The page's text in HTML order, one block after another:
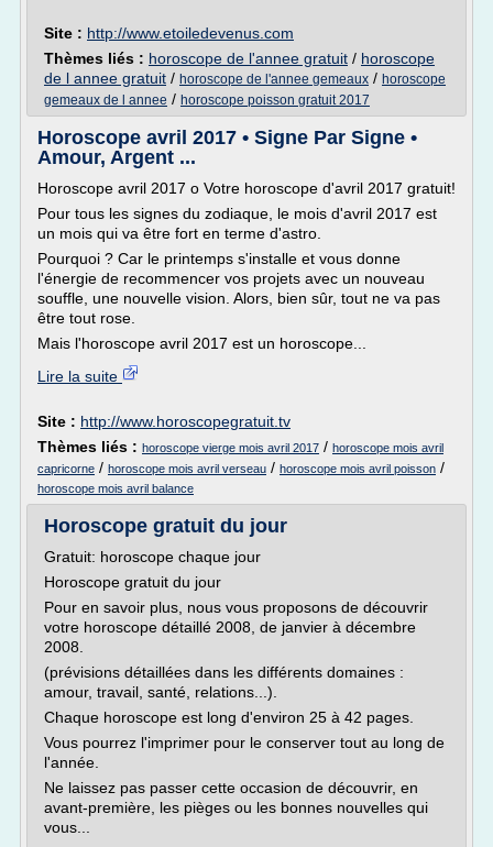
Site : http://www.etoiledevenus.com
Thèmes liés : horoscope de l'annee gratuit / horoscope
de l annee gratuit / horoscope de l'annee gemeaux / horoscope
gemeaux de l annee / horoscope poisson gratuit 2017
Horoscope avril 2017 • Signe Par Signe •
Amour, Argent ...
Horoscope avril 2017 o Votre horoscope d'avril 2017 gratuit!
Pour tous les signes du zodiaque, le mois d'avril 2017 est
un mois qui va être fort en terme d'astro.
Pourquoi ? Car le printemps s'installe et vous donne
l'énergie de recommencer vos projets avec un nouveau
souffle, une nouvelle vision. Alors, bien sûr, tout ne va pas
être tout rose.
Mais l'horoscope avril 2017 est un horoscope...
Lire la suite
Site : http://www.horoscopegratuit.tv
Thèmes liés : horoscope vierge mois avril 2017 / horoscope mois avril
capricorne / horoscope mois avril verseau / horoscope mois avril poisson /
horoscope mois avril balance
Horoscope gratuit du jour
Gratuit: horoscope chaque jour
Horoscope gratuit du jour
Pour en savoir plus, nous vous proposons de découvrir
votre horoscope détaillé 2008, de janvier à décembre
2008.
(prévisions détaillées dans les différents domaines :
amour, travail, santé, relations...).
Chaque horoscope est long d'environ 25 à 42 pages.
Vous pourrez l'imprimer pour le conserver tout au long de
l'année.
Ne laissez pas passer cette occasion de découvrir, en
avant-première, les pièges ou les bonnes nouvelles qui
vous...